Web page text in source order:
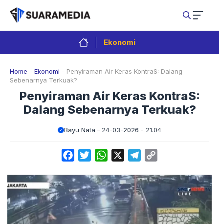
Langsung
isi
Ekonomi
Home - Ekonomi - Penyiraman Air Keras KontraS: Dalang
Sebenarnya Terkuak?
Penyiraman Air Keras KontraS:
Dalang Sebenarnya Terkuak?
Bayu Nata 24-03-2026 - 21.04
FacebookTwitterWhatsApp Telegram